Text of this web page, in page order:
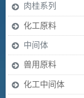
肉桂系列
化工原料
中间体
兽用原料
化工中间体